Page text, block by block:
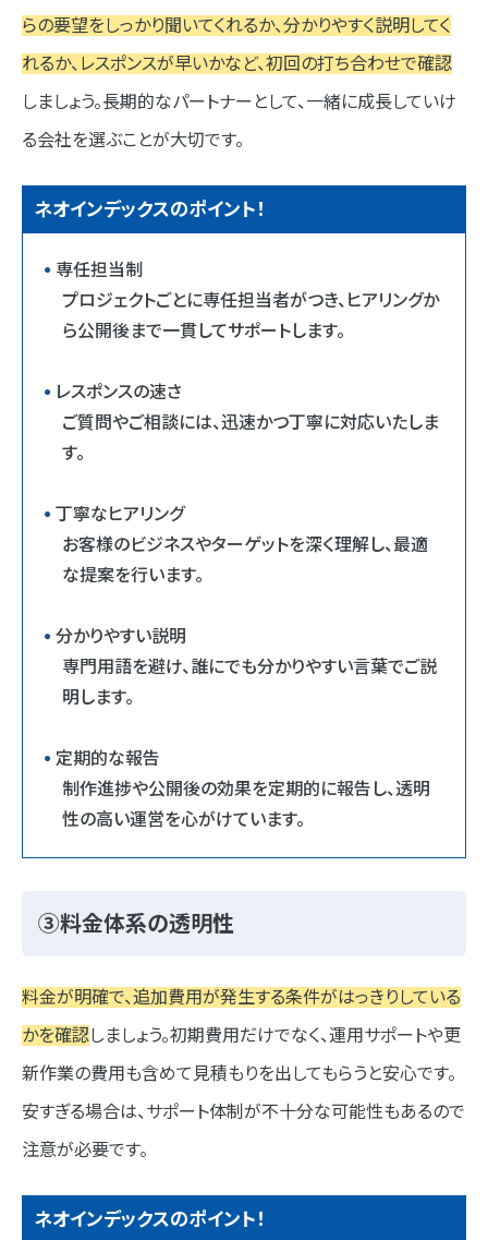
らの要望をしっかり聞いてくれるか、分かりやすく説明してく
れるか、レスポンスが早いかなど、初回の打ち合わせで確認
しましょう。長期的なパートナーとして、一緒に成長していけ
る会社を選ぶことが大切です。
ネオインデックスのポイント！
専任担当制
プロジェクトごとに専任担当者がつき、ヒアリングか
ら公開後まで一貫してサポートします。
レスポンスの速さ
ご質問やご相談には、迅速かつ丁寧に対応いたしま
す。
丁寧なヒアリング
お客様のビジネスやターゲットを深く理解し、最適
な提案を行います。
分かりやすい説明
専門用語を避け、誰にでも分かりやすい言葉でご説
明します。
定期的な報告
制作進捗や公開後の効果を定期的に報告し、透明
性の高い運営を心がけています。
③料金体系の透明性
料金が明確で、追加費用が発生する条件がはっきりしている
かを確認しましょう。初期費用だけでなく、運用サポートや更
新作業の費用も含めて見積もりを出してもらうと安心です。
安すぎる場合は、サポート体制が不十分な可能性もあるので
注意が必要です。
ネオインデックスのポイント！